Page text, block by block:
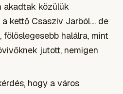
akadtak közülük
kettő Csasziv Jarból.... de
fölöslegesebb halálra, mint
jutott, nemigen
hogy a város